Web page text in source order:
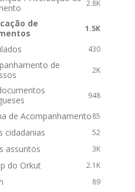
2.8K
1.5K
de
430
2K
de
948
85
de Acompanhamento
52
cidadanias
3K
assuntos
2.1K
do Orkut
89